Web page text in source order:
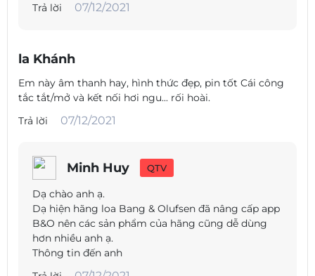
thông qua ứng dụng Beoplay. Ngoại trừ nhược điểm
và cá nhân hóa việc phát lại. Bạn cũng sẽ tìm thấy sách
hướng dẫn PDF trong các thư mục ứng dụng, tuy nhiên chỉ
đang tìm kiếm một ấn bản bằng một ngôn ngữ cụ thể.
Trả lời
07/12/2021
la Khánh
Em này âm thanh hay, hình thức đẹp, pin tốt Cái công
tắc tắt/mở và kết nối hơi ngu... rối hoài.
Trả lời
07/12/2021
Minh Huy QTV
Dạ chào anh ạ.
Dạ hiện hãng loa Bang & Olufsen đã nâng cấp app
B&O nên các sản phẩm của hãng cũng dễ dùng
hơn nhiều anh ạ.
Thông tin đến anh